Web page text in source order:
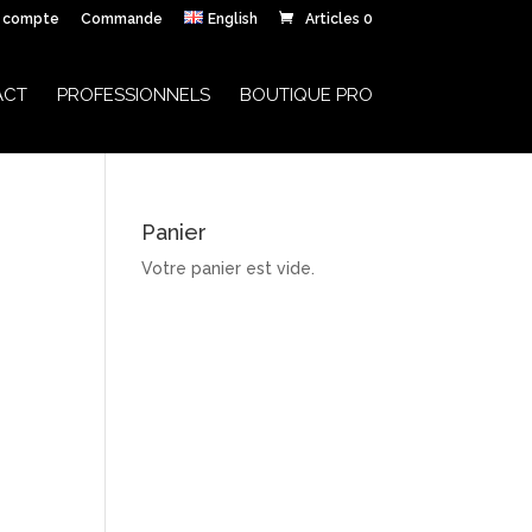
compte Commande English Articles 0
PROFESSIONNELS BOUTIQUE PRO
Panier
Votre panier est vide.